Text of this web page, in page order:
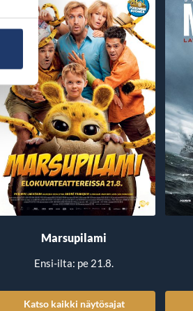
Marsupilami
Ensi-ilta: pe 21.8.
Katso kaikki näytösajat